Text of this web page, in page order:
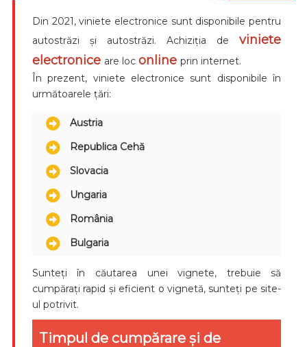
Din 2021, viniete electronice sunt disponibile pentru
autostrăzi și autostrăzi. Achiziția deviniete
electronice are loc online prin internet.
În prezent, viniete electronice sunt disponibile în
următoarele țări:
Austria
Republica Cehă
Slovacia
Ungaria
România
Bulgaria
Sunteți în căutarea unei vignete, trebuie să
cumpărați rapid și eficient o vignetă, sunteți pe site-
ul potrivit.
Timpul de cumpărare și de